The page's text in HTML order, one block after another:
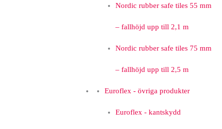
Nordic rubber safe tiles 55 mm
– fallhöjd upp till 2,1 m
Nordic rubber safe tiles 75 mm
– fallhöjd upp till 2,5 m
Euroflex - övriga produkter
Euroflex - kantskydd